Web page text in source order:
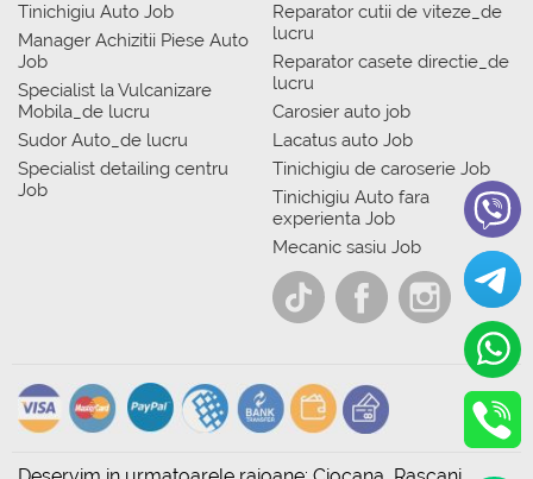
Tinichigiu Auto Job
Manager Achizitii Piese Auto
Job
Specialist la Vulcanizare
Mobila_de lucru
Sudor Auto_de lucru
Specialist detailing centru
Job
Reparator cutii de viteze_de
lucru
Reparator casete directie_de
lucru
Carosier auto job
Lacatus auto Job
Tinichigiu de caroserie Job
Tinichigiu Auto fara
experienta Job
Mecanic sasiu Job